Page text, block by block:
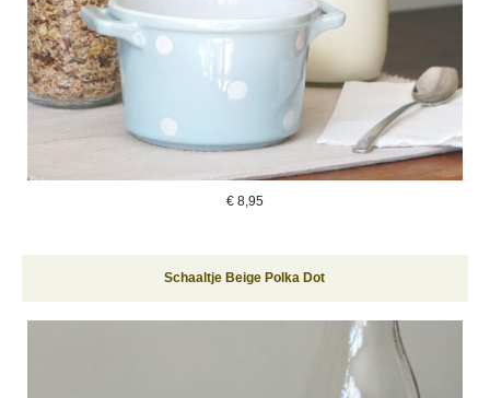
€ 8,95
Schaaltje Beige Polka Dot